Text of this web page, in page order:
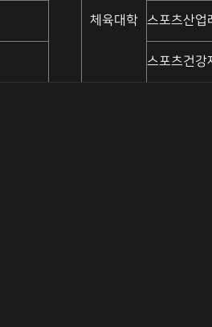
체육대학 스포츠산업
스포츠건강